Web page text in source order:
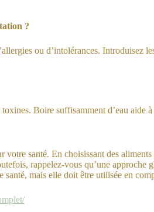
?
ou d’intolérances.
Boire suffisamment d’eau aide
votre santé. En choisissant des
rappelez-vous qu’une
mais elle doit être utilisée en